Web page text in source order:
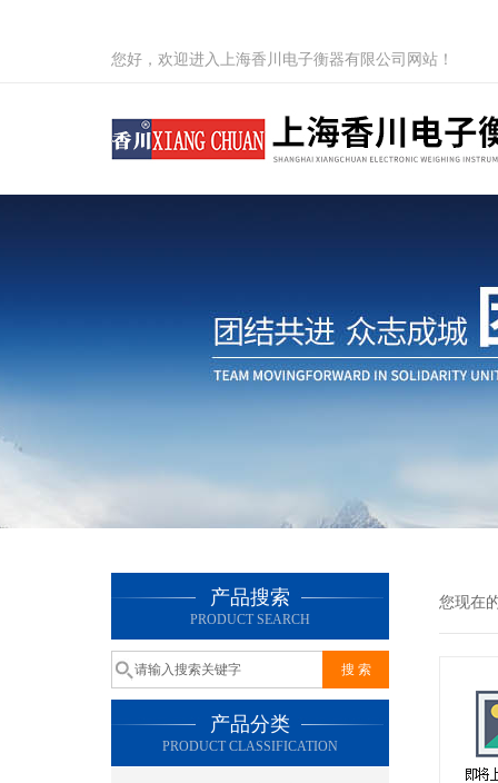
您好，欢迎进入上海香川电子衡器有限公司网站！
产品搜索
PRODUCT SEARCH
产品分类
PRODUCT CLASSIFICATION
您现在